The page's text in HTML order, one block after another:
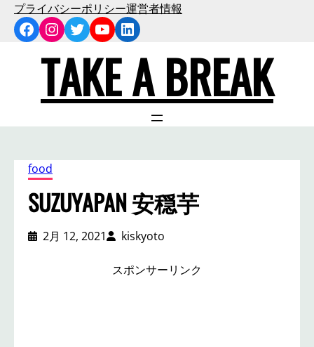
プライバシーポリシー運営者情報
Facebook
Instagram
Twitter
YouTube
LinkedIn
TAKE A BREAK
food
SUZUYAPAN 安穏芋
2月 12, 2021 kiskyoto
スポンサーリンク